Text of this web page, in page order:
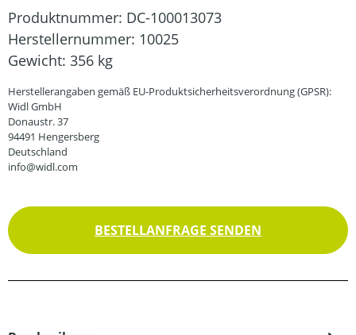
Produktnummer: DC-100013073
Herstellernummer: 10025
Gewicht: 356 kg
Herstellerangaben gemäß EU-Produktsicherheitsverordnung (GPSR):
Widl GmbH
Donaustr. 37
94491 Hengersberg
Deutschland
info@widl.com
BESTELLANFRAGE SENDEN